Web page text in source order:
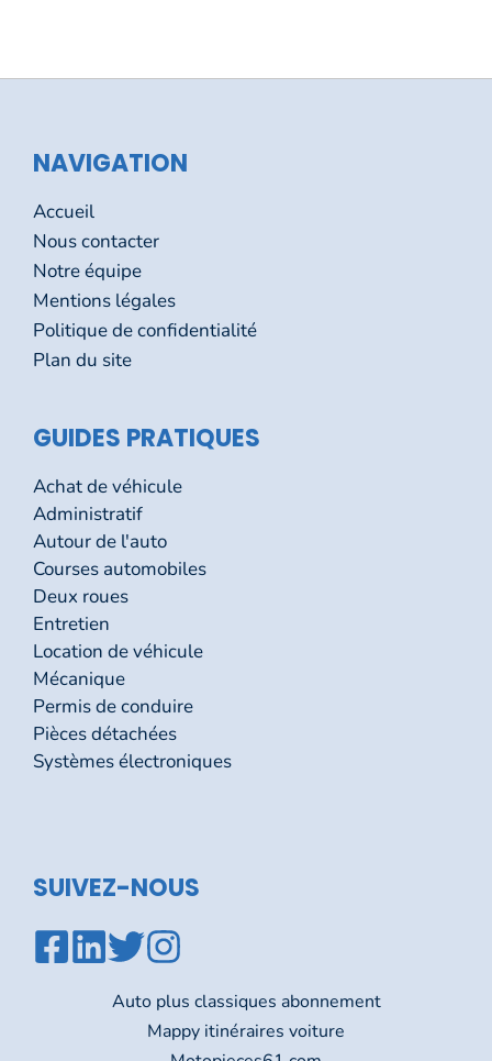
NAVIGATION
Accueil
Nous contacter
Notre équipe
Mentions légales
Politique de confidentialité
Plan du site
GUIDES PRATIQUES
Achat de véhicule
Administratif
Autour de l'auto
Courses automobiles
Deux roues
Entretien
Location de véhicule
Mécanique
Permis de conduire
Pièces détachées
Systèmes électroniques
SUIVEZ-NOUS
Auto plus classiques abonnement
Mappy itinéraires voiture